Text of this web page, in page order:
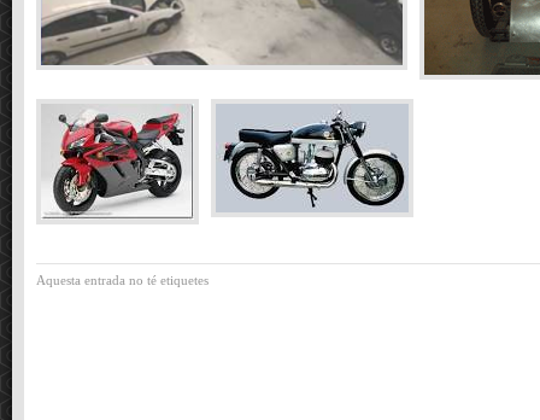
Aquesta entrada no té etiquetes